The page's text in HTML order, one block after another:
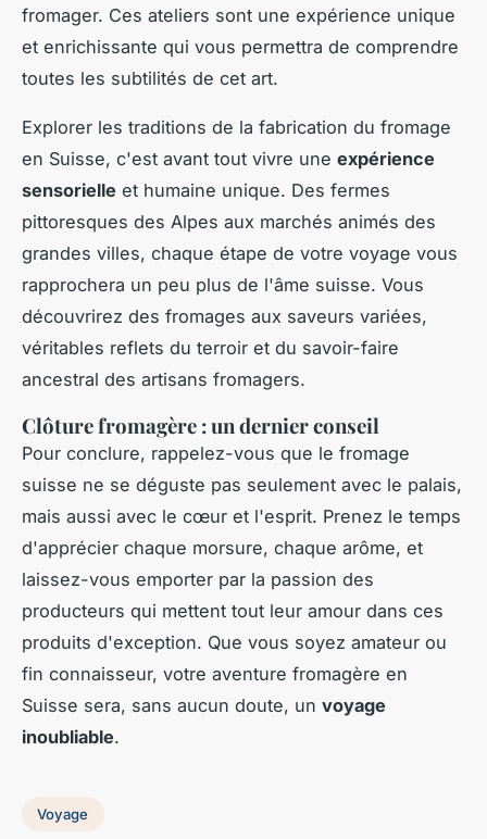
fromager. Ces ateliers sont une expérience unique
et enrichissante qui vous permettra de comprendre
toutes les subtilités de cet art.
Explorer les traditions de la fabrication du fromage
en Suisse, c'est avant tout vivre une expérience
sensorielle et humaine unique. Des fermes
pittoresques des Alpes aux marchés animés des
grandes villes, chaque étape de votre voyage vous
rapprochera un peu plus de l'âme suisse. Vous
découvrirez des fromages aux saveurs variées,
véritables reflets du terroir et du savoir-faire
ancestral des artisans fromagers.
Clôture fromagère : un dernier conseil
Pour conclure, rappelez-vous que le fromage
suisse ne se déguste pas seulement avec le palais,
mais aussi avec le cœur et l'esprit. Prenez le temps
d'apprécier chaque morsure, chaque arôme, et
laissez-vous emporter par la passion des
producteurs qui mettent tout leur amour dans ces
produits d'exception. Que vous soyez amateur ou
fin connaisseur, votre aventure fromagère en
Suisse sera, sans aucun doute, un voyage
inoubliable.
Voyage